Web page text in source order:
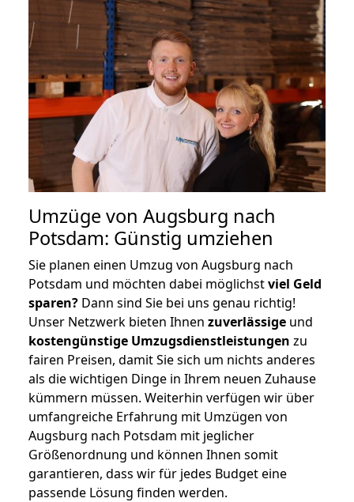
Umzüge von Augsburg nach
Potsdam: Günstig umziehen
Sie planen einen Umzug von Augsburg nach
Potsdam und möchten dabei möglichstviel Geld
sparen? Dann sind Sie bei uns genau richtig!
Unser Netzwerk bieten Ihnen zuverlässige und
kostengünstige Umzugsdienstleistungen zu
fairen Preisen, damit Sie sich um nichts anderes
als die wichtigen Dinge in Ihrem neuen Zuhause
kümmern müssen. Weiterhin verfügen wir über
umfangreiche Erfahrung mit Umzügen von
Augsburg nach Potsdam mit jeglicher
Größenordnung und können Ihnen somit
garantieren, dass wir für jedes Budget eine
passende Lösung finden werden.